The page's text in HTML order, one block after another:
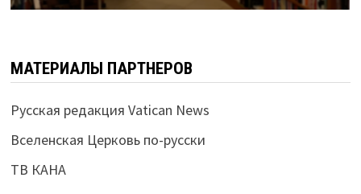
МАТЕРИАЛЫ ПАРТНЕРОВ
Русская редакция Vatican News
Вселенская Церковь по-русски
ТВ КАНА